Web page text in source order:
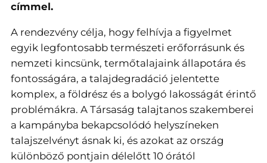
címmel.
A rendezvény célja, hogy felhívja a figyelmet
egyik legfontosabb természeti erőforrásunk és
nemzeti kincsünk, termőtalajaink állapotára és
fontosságára, a talajdegradáció jelentette
komplex, a földrész és a bolygó lakosságát érintő
problémákra. A Társaság talajtanos szakemberei
a kampányba bekapcsolódó helyszíneken
talajszelvényt ásnak ki, és azokat az ország
különböző pontjain délelőtt 10 órától